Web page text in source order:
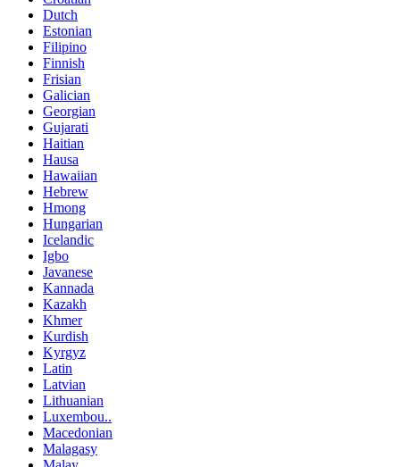
Dutch
Estonian
Filipino
Finnish
Frisian
Galician
Georgian
Gujarati
Haitian
Hausa
Hawaiian
Hebrew
Hmong
Hungarian
Icelandic
Igbo
Javanese
Kannada
Kazakh
Khmer
Kurdish
Kyrgyz
Latin
Latvian
Lithuanian
Luxembou..
Macedonian
Malagasy